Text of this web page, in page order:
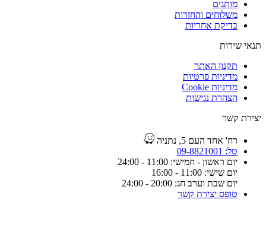
מותגים
משלוחים והחזרות
בדיקת אחריות
תנאי שירות
תקנון האתר
מדיניות פרטיות
מדיניות Cookie
הצהרת נגישות
יצירת קשר
רח' אחד העם 5, נתניה
טל: 09-8821001
יום ראשון - חמישי: 11:00 - 24:00
יום שישי: 11:00 - 16:00
יום שבת וערב חג: 20:00 - 24:00
טופס יצירת קשר